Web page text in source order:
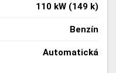
110 kW (149 k)
Benzín
Automatická